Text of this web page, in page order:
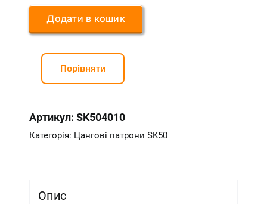
Додати в кошик
Порівняти
Артикул:SK504010
Категорія: Цангові патрони SK50
Опис